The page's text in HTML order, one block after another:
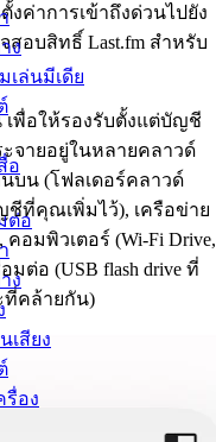
ง
เล่นมีเดีย
อ
ต่อ
ง
เสียง
รื่อง
งค่าการเข้าถึงด่วนไปยัง
อบสิทธิ์ Last.fm สำหรับ
พื่อให้รองรับตั้งแต่บัญชี
ะจายอยู่ในหลายคลาวด์
บน (โฟลเดอร์คลาวด์
ที่คุณเพิ่มไว้), เครือข่าย
อมพิวเตอร์ (Wi-Fi Drive,
มต่อ (USB flash drive ที่
ที่คล้ายกัน)